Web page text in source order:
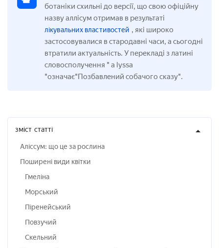
ботаніки схильні до версії, що свою офіційну
назву аллісум отримав в результаті
лікувальних властивостей , які широко
застосовувалися в стародавні часи, а сьогодні
втратили актуальність. У перекладі з латині
словосполучення " а lyssa
"означає"Позбавлений собачого сказу".
зміст статті
Аліссум: що це за рослина
Поширені види квітки
Гмеліна
Морський
Піренейський
Повзучий
Скельний